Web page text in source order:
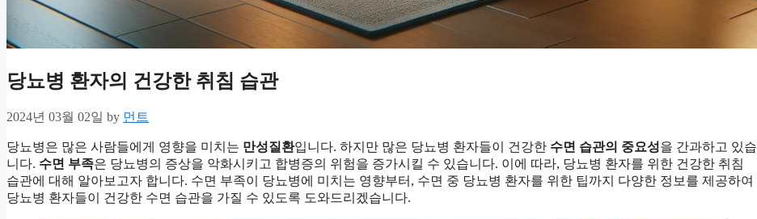
당뇨병 환자의 건강한 취침 습관
2024년 03월 02일 by 먼트
당뇨병은 많은 사람들에게 영향을 미치는 만성질환입니다. 하지만 많은 당뇨병 환자들이 건강한 수면 습관의 중요성을 간과하고 있습
니다. 수면 부족은 당뇨병의 증상을 악화시키고 합병증의 위험을 증가시킬 수 있습니다. 이에 따라, 당뇨병 환자를 위한 건강한 취침
습관에 대해 알아보고자 합니다. 수면 부족이 당뇨병에 미치는 영향부터, 수면 중 당뇨병 환자를 위한 팁까지 다양한 정보를 제공하여
당뇨병 환자들이 건강한 수면 습관을 가질 수 있도록 도와드리겠습니다.